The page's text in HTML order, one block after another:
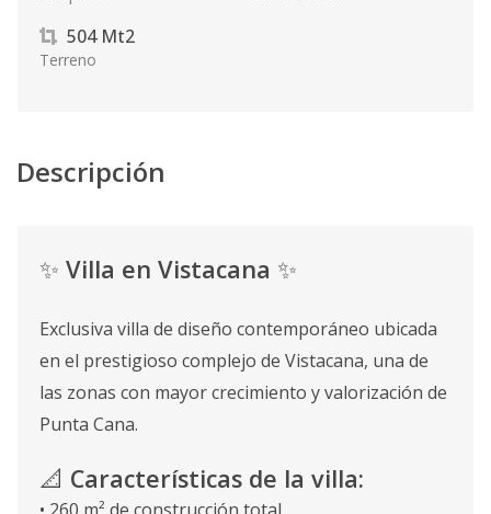
504 Mt2
Terreno
Descripción
✨ Villa en Vistacana ✨
Exclusiva villa de diseño contemporáneo ubicada
en el prestigioso complejo de Vistacana, una de
las zonas con mayor crecimiento y valorización de
Punta Cana.
📐 Características de la villa: